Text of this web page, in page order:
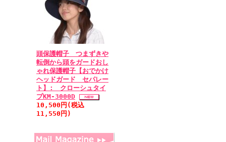
頭保護帽子 つまずきや
転倒から頭をガードおし
ゃれ保護帽子【おでかけ
ヘッドガード セパレー
ト】: クローシュタイ
プKM-3000D
10,500円(税込
11,550円)